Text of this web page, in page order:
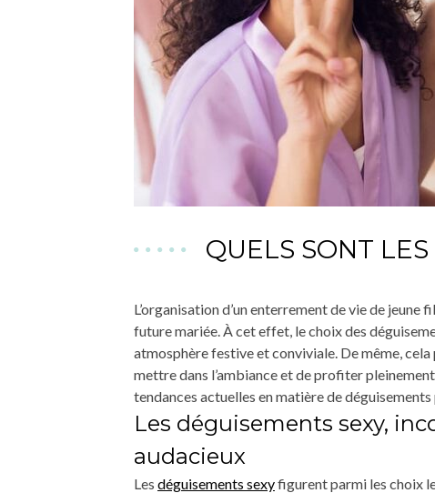
QUELS SONT
L’organisation d’un enterrement de vie de
future mariée. À cet effet, le choix des
atmosphère festive et conviviale. De même,
mettre dans l’ambiance et de profiter
tendances actuelles en matière de déguisements
Les déguisements sexy,
audacieux
Les déguisements sexyfigurent parmi les choix